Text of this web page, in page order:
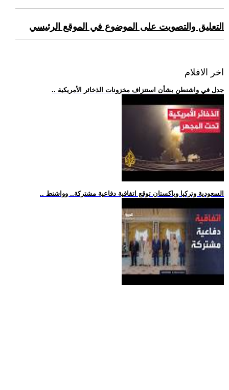
التعليق والتصويت على الموضوع في الموقع الرئيسي
اخر الافلام
.. جدل في واشنطن بشأن استنزاف مخزونات الذخائر الأمريكية
.. السعودية وتركيا وباكستان توقع اتفاقية دفاعية مشتركة.. وواشنط